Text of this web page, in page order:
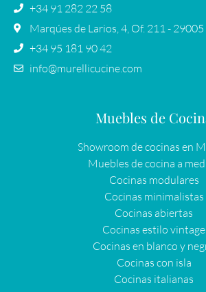
+34 91 282 22 58
Marqúes de Larios, 4, Of. 211 -
+34 95 181 90 42
info@murellicucine.com
Muebles de
Showroom de cocinas en
Muebles de cocina a
Cocinas modulares
Cocinas minimalistas
Cocinas abiertas
Cocinas estilo vintage
Cocinas en blanco y
Cocinas con isla
Cocinas italianas